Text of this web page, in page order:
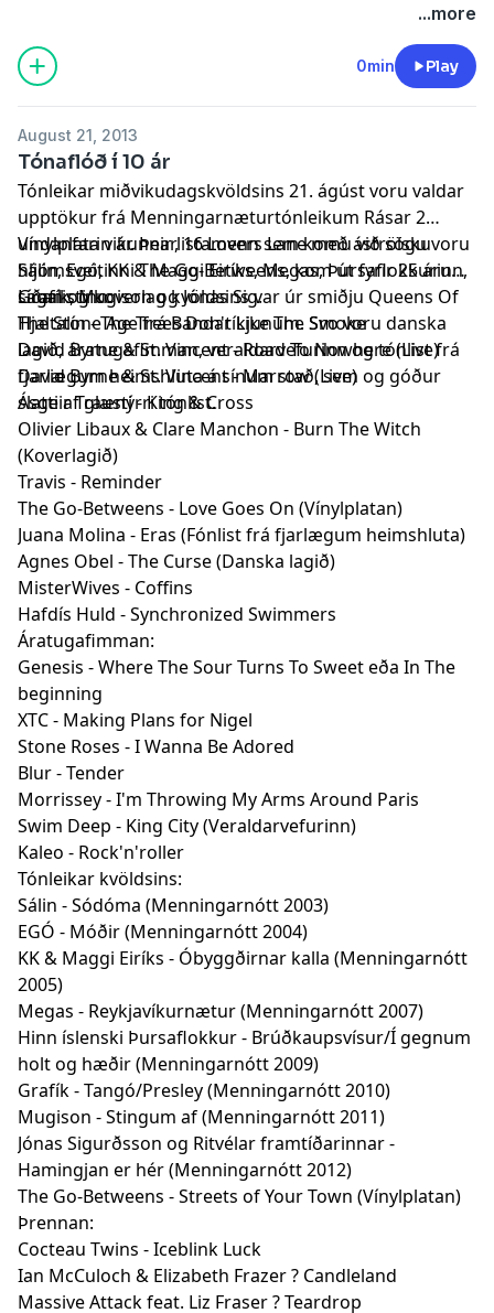
...more
0min Play
August 21, 2013
Tónaflóð í 10 ár
Tónleikar miðvikudagskvöldsins 21. ágúst voru valdar
upptökur frá Menningarnæturtónleikum Rásar 2
undanfarin ár. Þeir listamenn sem komu við sögu voru
Sálin, Egó, KK & Maggi Eiríks, Megas, Þursaflokkurinn,
Grafík, Mugison og Jónas Sig.
Vínylplata vikunnar, 16 Lovers Lane með áströlsku
hljómsveitinni The Go-Betweens, kom út fyrir 25 árum
síðan og koverlag kvöldsins var úr smiðju Queens Of
The Stone Age frá Bandaríkjunum. Svo voru danska
lagið, áratugafimman, veraldarvefurinn og tónlist frá
fjarlægum heimshluta á sínum stað, sem og góður
slatti af glænýrri tónlist.
Lagalistinn:
Hjaltalín - The Trees Don't Like The Smoke
David Byrne & St. Vincent - Road To Nowhere (Live)
David Byrne & St. Vincent - Marrow (Live)
Ásgeir Trausti - King & Cross
Olivier Libaux & Clare Manchon - Burn The Witch
(Koverlagið)
Travis - Reminder
The Go-Betweens - Love Goes On (Vínylplatan)
Juana Molina - Eras (Fónlist frá fjarlægum heimshluta)
Agnes Obel - The Curse (Danska lagið)
MisterWives - Coffins
Hafdís Huld - Synchronized Swimmers
Áratugafimman:
Genesis - Where The Sour Turns To Sweet eða In The
beginning
XTC - Making Plans for Nigel
Stone Roses - I Wanna Be Adored
Blur - Tender
Morrissey - I'm Throwing My Arms Around Paris
Swim Deep - King City (Veraldarvefurinn)
Kaleo - Rock'n'roller
Tónleikar kvöldsins:
Sálin - Sódóma (Menningarnótt 2003)
EGÓ - Móðir (Menningarnótt 2004)
KK & Maggi Eiríks - Óbyggðirnar kalla (Menningarnótt
2005)
Megas - Reykjavíkurnætur (Menningarnótt 2007)
Hinn íslenski Þursaflokkur - Brúðkaupsvísur/Í gegnum
holt og hæðir (Menningarnótt 2009)
Grafík - Tangó/Presley (Menningarnótt 2010)
Mugison - Stingum af (Menningarnótt 2011)
Jónas Sigurðsson og Ritvélar framtíðarinnar -
Hamingjan er hér (Menningarnótt 2012)
The Go-Betweens - Streets of Your Town (Vínylplatan)
Þrennan:
Cocteau Twins - Iceblink Luck
Ian McCuloch & Elizabeth Frazer ? Candleland
Massive Attack feat. Liz Fraser ? Teardrop